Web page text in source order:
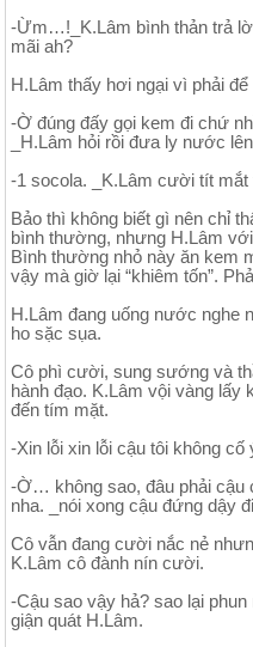
-Ừm…!_K.Lâm bình thản trả
mãi ah?
H.Lâm thấy hơi ngại vì phải
-Ờ đúng đấy gọi kem đi chứ
_H.Lâm hỏi rồi đưa ly nước
-1 socola. _K.Lâm cười tít mắt
Bảo thì không biết gì nên chỉ
bình thường, nhưng H.Lâm
Bình thường nhỏ này ăn kem
vậy mà giờ lại “khiêm tốn”.
H.Lâm đang uống nước nghe
ho sặc sụa.
Cô phì cười, sung sướng và
hành đạo. K.Lâm vội vàng lấy
đến tím mặt.
-Xin lỗi xin lỗi cậu tôi không cố
-Ờ… không sao, đâu phải cậu
nha. _nói xong cậu đứng dậy
Cô vẫn đang cười nắc nẻ
K.Lâm cô đành nín cười.
-Cậu sao vậy hả? sao lại
giận quát H.Lâm.